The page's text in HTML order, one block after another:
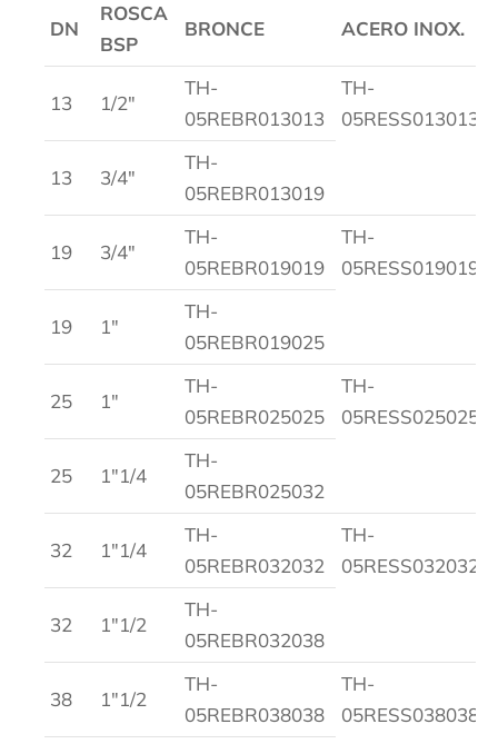
DN
ROSCA
BSP
BRONCE ACERO INOX.
13 1/2″
TH-
05REBR013013
TH-
05RESS013013
13 3/4″
TH-
05REBR013019
19 3/4″
TH-
05REBR019019
TH-
05RESS019019
19 1″
TH-
05REBR019025
25 1″
TH-
05REBR025025
TH-
05RESS025025
25 1″1/4
TH-
05REBR025032
32 1″1/4
TH-
05REBR032032
TH-
05RESS032032
32 1″1/2
TH-
05REBR032038
38 1″1/2
TH-
05REBR038038
TH-
05RESS038038